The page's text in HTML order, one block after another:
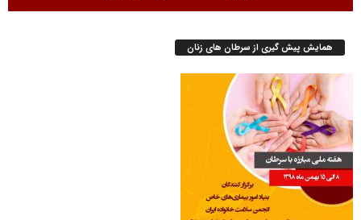
همایش پیش گیری از سرطان های زنان